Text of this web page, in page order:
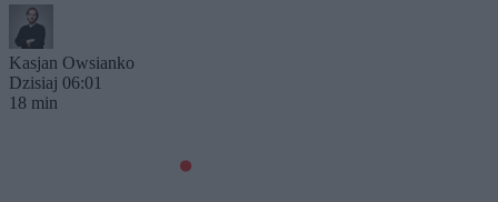
Kasjan Owsianko
Dzisiaj 06:01
18 min